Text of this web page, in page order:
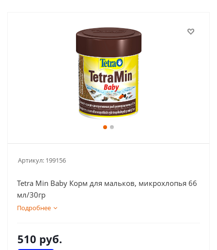
Артикул: 199156
Tetra Min Baby Корм для мальков, микрохлопья 66
мл/30гр
Подробнее
510 руб.